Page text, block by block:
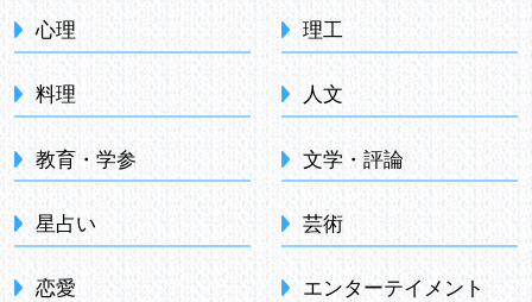
心理
料理
教育・学参
星占い
恋愛
理工
人文
文学・評論
芸術
エンターテイメント